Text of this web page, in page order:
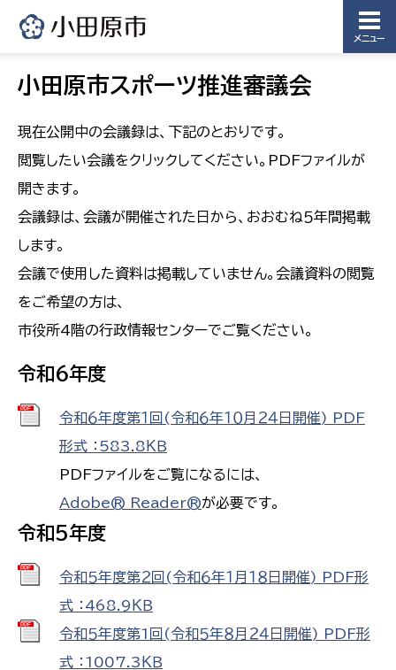
メニュー
小田原市スポーツ推進審議会
現在公開中の会議録は、下記のとおりです。
閲覧したい会議をクリックしてください。PDFファイルが
開きます。
会議録は、会議が開催された日から、おおむね５年間掲載
します。
会議で使用した資料は掲載していません。会議資料の閲覧
をご希望の方は、
市役所4階の行政情報センターでご覧ください。
令和６年度
令和６年度第１回(令和６年１０月２４日開催) PDF
形式 ：583.8ＫＢ
PDFファイルをご覧になるには、
Adobe® Reader®が必要です。
令和５年度
令和５年度第２回(令和６年１月１８日開催) PDF形
式 ：468.9ＫＢ
令和５年度第1回(令和５年８月２４日開催) PDF形
式 ：1007.3ＫＢ